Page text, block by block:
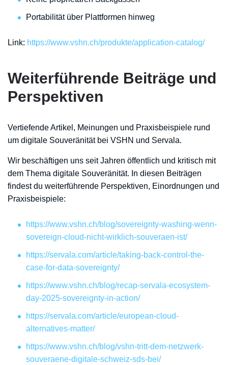
Portabilität über Plattformen hinweg
Link: https://www.vshn.ch/produkte/application-catalog/
Weiterführende Beiträge und
Perspektiven
Vertiefende Artikel, Meinungen und Praxisbeispiele rund
um digitale Souveränität bei VSHN und Servala.
Wir beschäftigen uns seit Jahren öffentlich und kritisch mit
dem Thema digitale Souveränität. In diesen Beiträgen
findest du weiterführende Perspektiven, Einordnungen und
Praxisbeispiele:
https://www.vshn.ch/blog/sovereignty-washing-wenn-
sovereign-cloud-nicht-wirklich-souveraen-ist/
https://servala.com/article/taking-back-control-the-
case-for-data-sovereignty/
https://www.vshn.ch/blog/recap-servala-ecosystem-
day-2025-sovereignty-in-action/
https://servala.com/article/european-cloud-
alternatives-matter/
https://www.vshn.ch/blog/vshn-tritt-dem-netzwerk-
souveraene-digitale-schweiz-sds-bei/